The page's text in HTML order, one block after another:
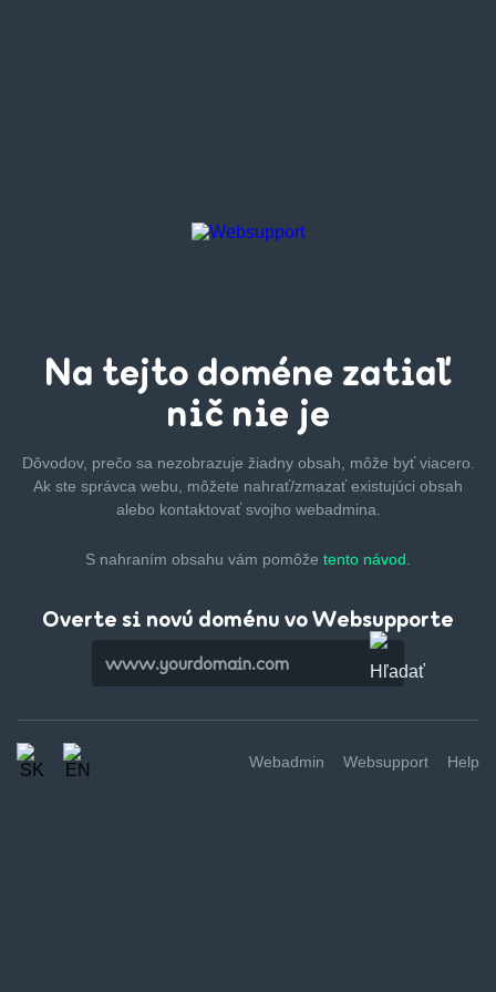
Na tejto doméne zatiaľ
nič nie je
Dôvodov, prečo sa nezobrazuje žiadny obsah, môže byťviacero.
Ak ste správca webu, môžete nahrať/zmazaťexistujúci obsah
alebo kontaktovať svojho webadmina.
S nahraním obsahu vám pomôže tento návod.
Overte si novú doménu vo Websupporte
Webadmin Websupport Help